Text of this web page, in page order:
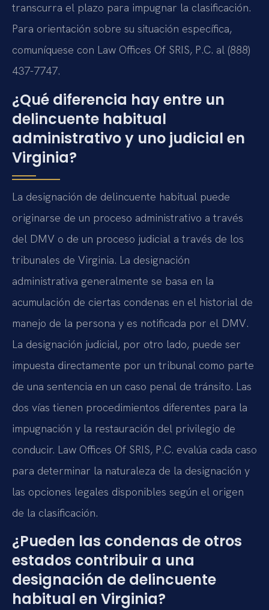
transcurra el plazo para impugnar la clasificación.
Para orientación sobre su situación específica,
comuníquese con Law Offices Of SRIS, P.C. al (888)
437-7747.
¿Qué diferencia hay entre un
delincuente habitual
administrativo y uno judicial en
Virginia?
La designación de delincuente habitual puede
originarse de un proceso administrativo a través
del DMV o de un proceso judicial a través de los
tribunales de Virginia. La designación
administrativa generalmente se basa en la
acumulación de ciertas condenas en el historial de
manejo de la persona y es notificada por el DMV.
La designación judicial, por otro lado, puede ser
impuesta directamente por un tribunal como parte
de una sentencia en un caso penal de tránsito. Las
dos vías tienen procedimientos diferentes para la
impugnación y la restauración del privilegio de
conducir. Law Offices Of SRIS, P.C. evalúa cada caso
para determinar la naturaleza de la designación y
las opciones legales disponibles según el origen
de la clasificación.
¿Pueden las condenas de otros
estados contribuir a una
designación de delincuente
habitual en Virginia?